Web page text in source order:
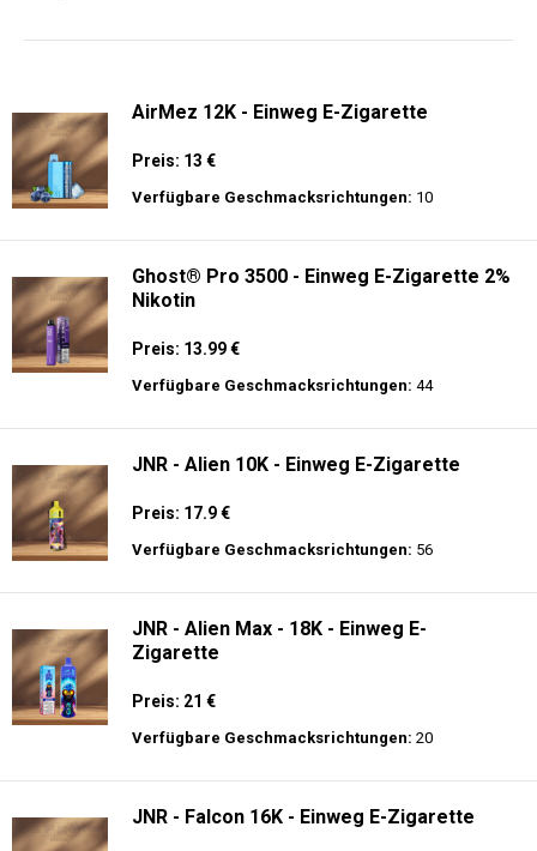
AirMez 12K - Einweg E-Zigarette
Preis: 13 €
Verfügbare Geschmacksrichtungen: 10
Ghost® Pro 3500 - Einweg E-Zigarette 2%
Nikotin
Preis: 13.99 €
Verfügbare Geschmacksrichtungen: 44
JNR - Alien 10K - Einweg E-Zigarette
Preis: 17.9 €
Verfügbare Geschmacksrichtungen: 56
JNR - Alien Max - 18K - Einweg E-
Zigarette
Preis: 21 €
Verfügbare Geschmacksrichtungen: 20
JNR - Falcon 16K - Einweg E-Zigarette